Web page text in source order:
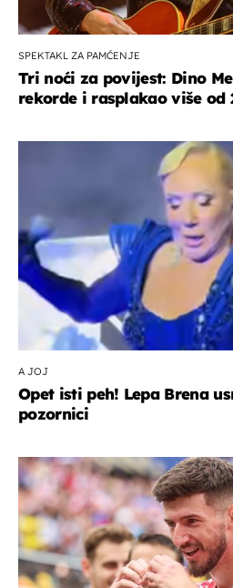
SPEKTAKL ZA PAMĆENJE
Tri noći za povijest: Dino
rekorde i rasplakao više
A JOJ
Opet isti peh! Lepa Brena
pozornici